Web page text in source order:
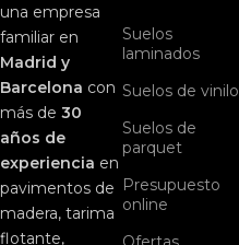
una empresa
familiar en
Madrid y
Barcelona con
más de 30
años de
experiencia en
pavimentos de
madera, tarima
flotante,
Suelos
laminados
Suelos de vinilo
Suelos de
parquet
Presupuesto
online